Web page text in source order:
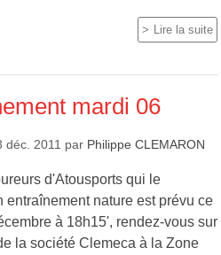
Lire la suite
mardi 06
déc. 2011 par Philippe CLEMARON
d'Atousports qui le
entraînement nature est prévu ce
à 18h15', rendez-vous sur
la société Clemeca à la Zone